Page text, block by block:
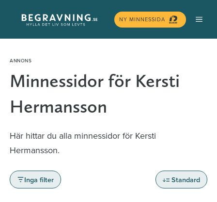
innehåll
NY MINNESSIDA
Minnessidor för Kersti
Hermansson
Här hittar du alla minnessidor för Kersti
Hermansson.
Inga filter Standard